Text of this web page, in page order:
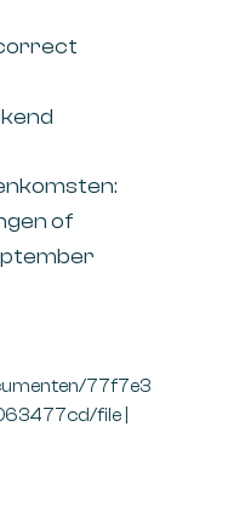
of
77f7e3
file |